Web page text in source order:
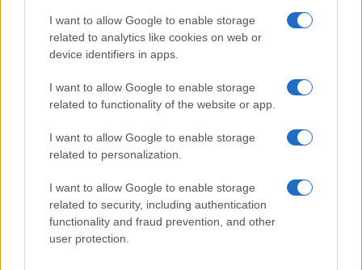
I want to allow Google to enable storage
related to analytics like cookies on web or
device identifiers in apps.
I want to allow Google to enable storage
related to functionality of the website or app.
I want to allow Google to enable storage
related to personalization.
I want to allow Google to enable storage
related to security, including authentication
functionality and fraud prevention, and other
user protection.
Michelle Hunziker in Gallura, bella anche dal
vivo: un amico vip svela come fa
Calangianus, dopo le polemiche il centro
accoglienza minori chiude
Olbia, divieto di sosta contro spaccio e degrado:
esplode la protesta